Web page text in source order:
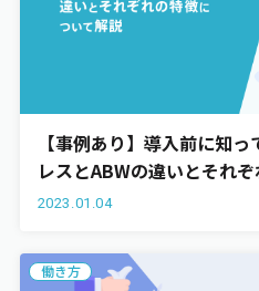
【事例あり】導入前に知
レスとABWの違いとそれ
2023.01.04
働き方